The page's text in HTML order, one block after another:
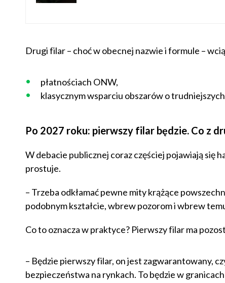
Drugi filar – choć w obecnej nazwie i formule –
płatnościach ONW,
klasycznym wsparciu obszarów o
Po 2027 roku: pierwszy filar będzie. Co z
W debacie publicznej coraz częściej pojawiają się
prostuje.
– Trzeba odkłamać pewne mity krążące
podobnym kształcie, wbrew pozorom i wbrew
Co to oznacza w praktyce? Pierwszy filar ma
– Będzie pierwszy filar, on jest zagwarantowany,
bezpieczeństwa na rynkach. To będzie w